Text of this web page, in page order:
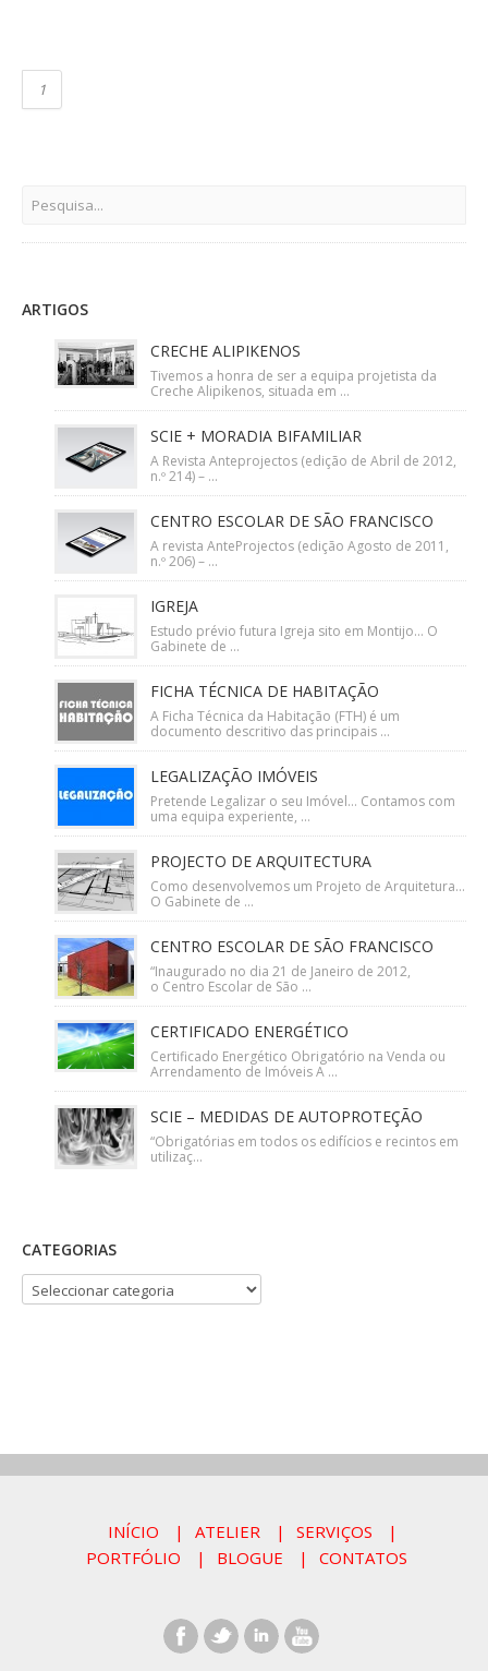
1
ARTIGOS
CRECHE ALIPIKENOS
Tivemos a honra de ser a equipa projetista da
Creche Alipikenos, situada em ...
SCIE + MORADIA BIFAMILIAR
A Revista Anteprojectos (edição de Abril de 2012,
n.º 214) – ...
CENTRO ESCOLAR DE SÃO FRANCISCO
A revista AnteProjectos (edição Agosto de 2011,
n.º 206) – ...
IGREJA
Estudo prévio futura Igreja sito em Montijo… O
Gabinete de ...
FICHA TÉCNICA DE HABITAÇÃO
A Ficha Técnica da Habitação (FTH) é um
documento descritivo das principais ...
LEGALIZAÇÃO IMÓVEIS
Pretende Legalizar o seu Imóvel… Contamos com
uma equipa experiente, ...
PROJECTO DE ARQUITECTURA
Como desenvolvemos um Projeto de Arquitetura…
O Gabinete de ...
CENTRO ESCOLAR DE SÃO FRANCISCO
“Inaugurado no dia 21 de Janeiro de 2012,
o Centro Escolar de São ...
CERTIFICADO ENERGÉTICO
Certificado Energético Obrigatório na Venda ou
Arrendamento de Imóveis A ...
SCIE – MEDIDAS DE AUTOPROTEÇÃO
“Obrigatórias em todos os edifícios e recintos em
utilizaç...
CATEGORIAS
CATEGORIAS
INÍCIO ATELIER
SERVIÇOS
PORTFÓLIO
BLOGUE CONTATOS